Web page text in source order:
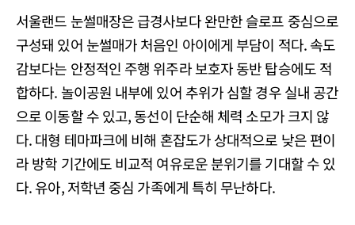
서울랜드 눈썰매장은 급경사보다 완만한 슬로프 중심으로
구성돼 있어 눈썰매가 처음인 아이에게 부담이 적다. 속도
감보다는 안정적인 주행 위주라 보호자 동반 탑승에도 적
합하다. 놀이공원 내부에 있어 추위가 심할 경우 실내 공간
으로 이동할 수 있고, 동선이 단순해 체력 소모가 크지 않
다. 대형 테마파크에 비해 혼잡도가 상대적으로 낮은 편이
라 방학 기간에도 비교적 여유로운 분위기를 기대할 수 있
다. 유아, 저학년 중심 가족에게 특히 무난하다.